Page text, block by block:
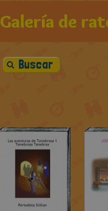
Galería de